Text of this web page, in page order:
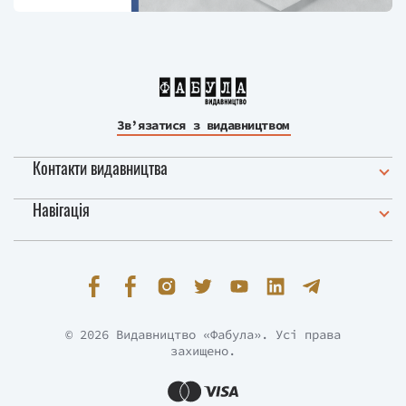
Зв’язатися з видавництвом
Контакти видавництва
Навігація
© 2026 Видавництво «Фабула». Усі права
захищено.